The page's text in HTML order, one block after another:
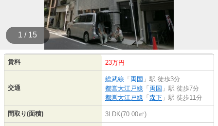
1 / 15
賃料 23万円
交通
総武線 「 両国 」駅 徒歩3分
都営大江戸線 「 両国 」駅 徒歩7分
都営大江戸線 「 森下 」駅 徒歩11分
間取り(面積) 3LDK(70.00㎡)